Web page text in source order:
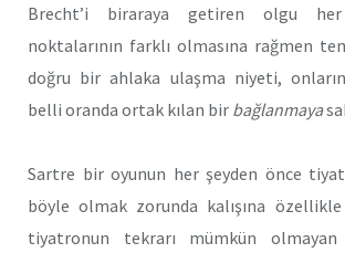
Brecht’i biraraya getiren olgu her
noktalarının farklı olmasına rağmen
doğru bir ahlaka ulaşma niyeti,
belli oranda ortak kılan bir bağlanmaya
Sartre bir oyunun her şeyden önce
böyle olmak zorunda kalışına
tiyatronun tekrarı mümkün